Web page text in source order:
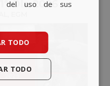
Ola 2026
del uso de sus
TODO
TODO